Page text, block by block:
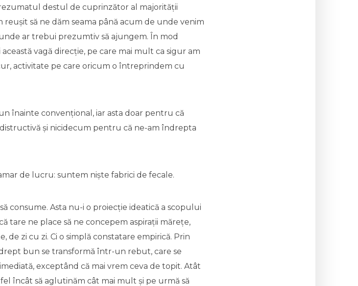
destul de cuprinzător al majorității
să ne dăm seama până acum de unde venim
ar trebui prezumtiv să ajungem. În mod
vagă direcție, pe care mai mult ca sigur am
activitate pe care oricum o întreprindem cu
înainte convențional, iar asta doar pentru că
și nicidecum pentru că ne-am îndrepta
de lucru: suntem niște fabrici de fecale.
consume. Asta nu-i o proiecție ideatică a scopului
tare ne place să ne concepem aspirații mărețe,
de zi cu zi. Ci o simplă constatare empirică. Prin
bun se transformă într-un rebut, care se
exceptând că mai vrem ceva de topit. Atât
încât să aglutinăm cât mai mult și pe urmă să